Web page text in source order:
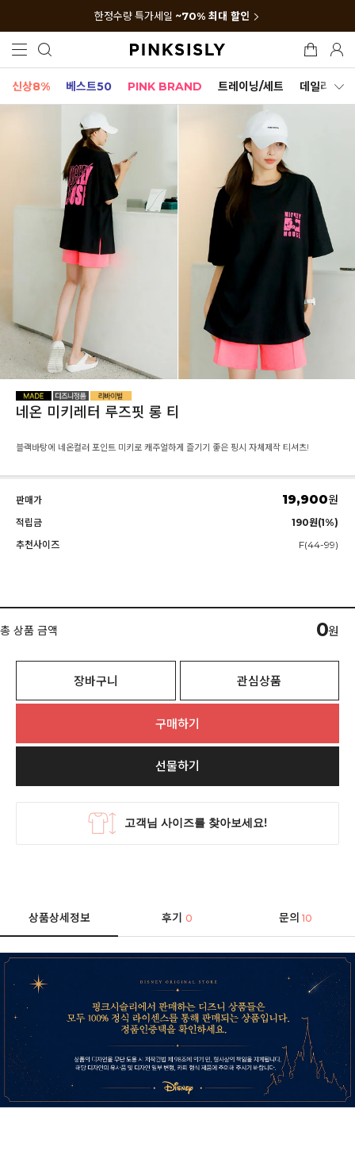
한정수량 특가세일 ~70% 최대 할인
신상8% 베스트50 PINK BRAND 트레이닝/세트 데일리세트
네온 미키레터 루즈핏 롱 티
블랙바탕에 네온컬러 포인트 미키로 캐주얼하게 즐기기 좋은 핑시 자체제작 티셔츠!
판매가 19,900원
적립금
190원(1%)
추천사이즈
F(44-99)
총 상품 금액 0원
장바구니 관심상품
구매하기
선물하기
상품상세정보 후기0 문의 10